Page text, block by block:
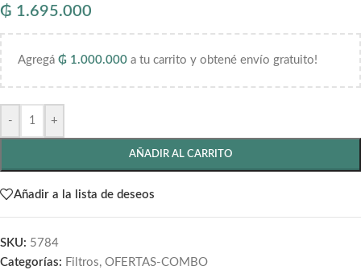
₲ 1.695.000
Agregá ₲ 1.000.000 a tu carrito y obtené envío gratuito!
- +
AÑADIR AL CARRITO
Añadir a la lista de deseos
SKU: 5784
Categorías: Filtros, OFERTAS-COMBO